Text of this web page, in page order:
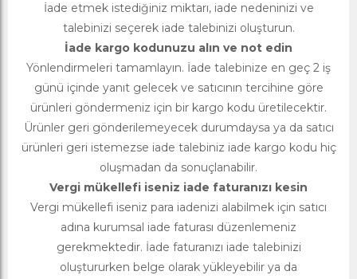
İade etmek istediğiniz miktarı, iade nedeninizi ve
talebinizi seçerek iade talebinizi oluşturun.
İade kargo kodunuzu alın ve not edin
Yönlendirmeleri tamamlayın. İade talebinize en geç 2 iş
günü içinde yanıt gelecek ve satıcının tercihine göre
ürünleri göndermeniz için bir kargo kodu üretilecektir.
Ürünler geri gönderilemeyecek durumdaysa ya da satıcı
ürünleri geri istemezse iade talebiniz iade kargo kodu hiç
oluşmadan da sonuçlanabilir.
Vergi mükellefi iseniz iade faturanızı kesin
Vergi mükellefi iseniz para iadenizi alabilmek için satıcı
adına kurumsal iade faturası düzenlemeniz
gerekmektedir. İade faturanızı iade talebinizi
oluştururken belge olarak yükleyebilir ya da